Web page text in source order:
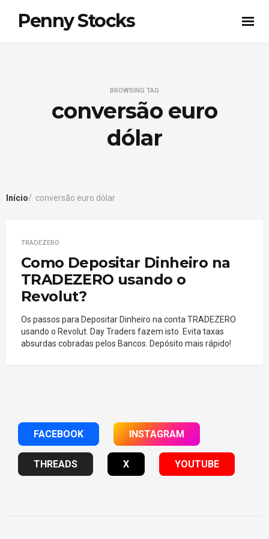
Penny Stocks
BROWSING TAG
conversão euro
dólar
Início conversão euro dólar
TRADEZERO
Como Depositar Dinheiro na
TRADEZERO usando o
Revolut?
Os passos para Depositar Dinheiro na conta TRADEZERO
usando o Revolut. Day Traders fazem isto. Evita taxas
absurdas cobradas pelos Bancos. Depósito mais rápido!
FACEBOOK INSTAGRAM
THREADS X YOUTUBE